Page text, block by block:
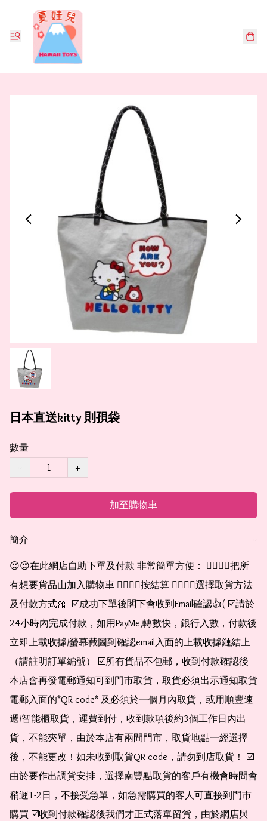
日本直送kitty 則孭袋
數量
−
+
加至購物車
簡介 −
😍😍在此網店自助下單及付款 非常簡單方便： 👉🏻👉🏻把所
有想要貨品山加入購物車 👉🏻👉🏻按結算 👉🏻👉🏻選擇取貨方法
及付款方式🎀  ☑️成功下單後閣下會收到Email確認👍( ☑️請於
24小時內完成付款，如用PayMe,轉數快，銀行入數，付款後
立即上載收據/螢幕截圖到確認email入面的上載收據鏈結上
（請註明訂單編號） ☑️所有貨品不包郵，收到付款確認後
本店會再發電郵通知可到門市取貨，取貨必須出示通知取貨
電郵入面的*QR code* 及必須於一個月內取貨，或用順豐速
遞/智能櫃取貨，運費到付，收到款項後約3個工作日內出
貨，不能夾單，由於本店有兩間門市，取貨地點一經選擇
後，不能更改！如未收到取貨QR code，請勿到店取貨！ ☑️
由於要作出調貨安排，選擇南豐點取貨的客戶有機會時間會
稍遲1-2日，不接受急單，如急需購買的客人可直接到門市
購買 ☑️收到付款確認後我們才正式落單留貨，由於網店與